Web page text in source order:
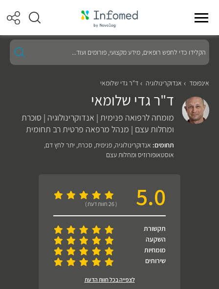
הקלידו
כדי
לחפש
מקצועי,
פורומים
ועוד...
אינפומד אנדוקרינולוגיה ד"ר גדי שלומאי
ד"ר גדי שלומאי
מומחה לרפואה פנימית | אנדוקרינולוגיה | סוכרת
ומחלות עצם | מנהל מרפאה פרטית רב תחומית
תחומים: אנדוקרינולוגיה, פנימית, סכרת, יתר לחץ דם,
אוסטאופורוזיס ומחלות עצם
5.0 ( 26 חוות דעת )
תקשורת
השקעה
מומחיות
שירותים
לצפייה בכל חוות הדעת